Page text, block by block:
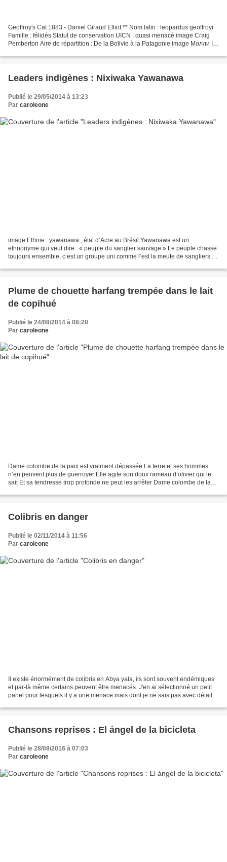
Geoffroy's Cat 1883 - Daniel Giraud Elliot ** Nom latin : leopardus geoffroyi
Famille : félidés Statut de conservation UICN : quasi menacé image Craig
Pemberton Aire de répartition : De la Bolivie à la Patagonie image Молли Il
Leaders indigènes : Nixiwaka Yawanawa
Publié le 29/05/2014 à 13:23
Par caroleone
image Ethnie : yawanawa , état d’Acre au Brésil Yawanawa est un
ethnonyme qui veut dire : « peuple du sanglier sauvage » Le peuple chasse
toujours ensemble, c’est un groupe uni comme l’est la meute de sangliers.
Plume de chouette harfang trempée dans le lait
de copihué
Publié le 24/08/2014 à 08:28
Par caroleone
Dame colombe de la paix est vraiment dépassée La terre et ses hommes
n’en peuvent plus de guerroyer Elle agite son doux rameau d’olivier qui le
sait Et sa tendresse trop profonde ne peut les arrêter Dame colombe de la
Colibris en danger
Publié le 02/11/2014 à 11:56
Par caroleone
Il existe énormément de colibris en Abya yala, ils sont souvent endémiques
et par-là même certains peuvent être menacés. J'en ai sélectionné un petit
panel pour lesquels il y a une menace mais dont je ne sais pas avec détail
Chansons reprises : El ángel de la bicicleta
Publié le 28/08/2016 à 07:03
Par caroleone